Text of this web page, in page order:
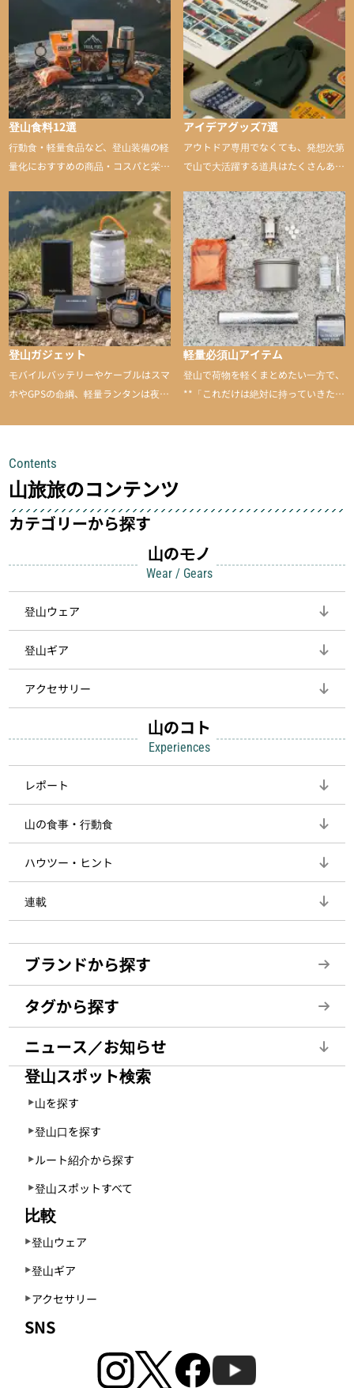
登山食料12選
行動食・軽量食品など、登山装備の軽
量化におすすめの商品・コスパと栄養
アイデアグッズ7選
アウトドア専用でなくても、発想次第
で山で大活躍する道具はたくさんあり
山に持ち込むと快適性や安心感をグッ
と引き上げてくれる――そんな意外性
のあるアイテムを紹介
登山ガジェット
モバイルバッテリーやケーブルはスマ
ホやGPSの命綱、軽量ランタンは夜間
して安全にしてくれます
軽量必須山アイテム
登山で荷物を軽くまとめたい一方で、
**「これだけは絶対に持っていきた
Contents
山旅旅のコンテンツ
カテゴリーから探す
山のモノ
Wear / Gears
登山ウェア
登山ギア
アクセサリー
山のコト
Experiences
レポート
山の食事・行動食
ハウツー・ヒント
連載
ブランドから探す
タグから探す
ニュース／お知らせ
登山スポット検索
山を探す
登山口を探す
ルート紹介から探す
登山スポットすべて
比較
登山ウェア
登山ギア
アクセサリー
SNS